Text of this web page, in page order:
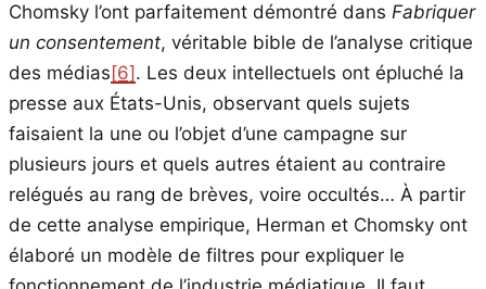
Chomsky l’ont parfaitement démontré dans Fabriquer
un consentement, véritable bible de l’analyse critique
des médias [6] . Les deux intellectuels ont épluché la
presse aux États-Unis, observant quels sujets
faisaient la une ou l’objet d’une campagne sur
plusieurs jours et quels autres étaient au contraire
relégués au rang de brèves, voire occultés… À partir
de cette analyse empirique, Herman et Chomsky ont
élaboré un modèle de filtres pour expliquer le